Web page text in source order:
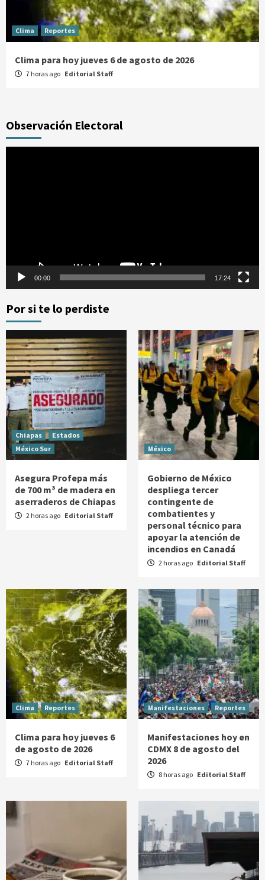
Clima Reportes
Clima para hoy jueves 6 de agosto de 2026
7 horas ago Editorial Staff
Observación Electoral
00:00 17:24
Por si te lo perdiste
Chiapas
Estados
México Sur
Asegura Profepa más
de 700 m³ de madera en
aserraderos de Chiapas
2 horas ago Editorial Staff
México
Gobierno de México
despliega tercer
contingente de
combatientes y
personal técnico para
apoyar la atención de
incendios en Canadá
2 horas ago Editorial Staff
Clima Reportes
Clima para hoy jueves 6
de agosto de 2026
7 horas ago Editorial Staff
Manifestaciones Reportes
Manifestaciones hoy en
CDMX 8 de agosto del
2026
8 horas ago Editorial Staff